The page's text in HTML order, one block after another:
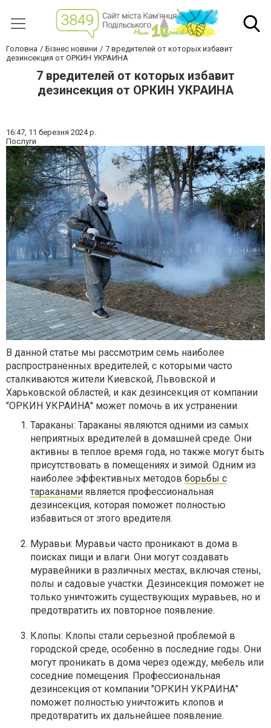
Головна Бізнес новини
7 вредителей от которых избавит
дезинсекция от ОРКИН УКРАИНА
7 вредителей от которых избавит
дезинсекция от ОРКИН УКРАИНА
16:47, 11 березня 2024 р.
Послуги
В данной статье мы рассмотрим семь наиболее
распространенных вредителей, с которыми часто
сталкиваются жители Киевской, Львовской и
Харьковской областей, и как дезинсекция от компании
"ОРКИН УКРАИНА" может помочь в их устранении.
Тараканы: Тараканы являются одними из самых
неприятных вредителей в домашней среде. Они
активны в теплое время года, но также могут быть
присутствовать в помещениях и зимой. Одним из
наиболее эффективных методов борьбы с
тараканами является профессиональная
дезинсекция, которая поможет полностью
избавиться от этого вредителя.
Муравьи: Муравьи часто проникают в дома в
поисках пищи и влаги. Они могут создавать
муравейники в различных местах, включая стены,
полы и садовые участки. Дезинсекция поможет не
только уничтожить существующих муравьев, но и
предотвратить их повторное появление.
Клопы: Клопы стали серьезной проблемой в
городской среде, особенно в последние годы. Они
могут проникать в дома через одежду, мебель или
соседние помещения. Профессиональная
дезинсекция от компании "ОРКИН УКРАИНА"
поможет полностью уничтожить клопов и
предотвратить их дальнейшее появление.